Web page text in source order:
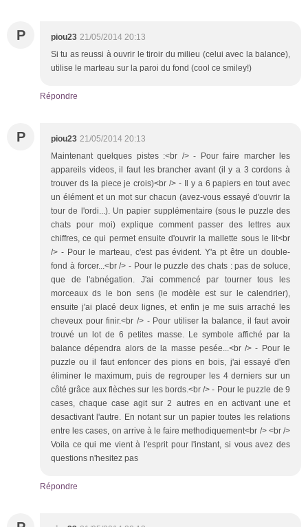
P piou23 21/05/2014 20:13
Si tu as reussi à ouvrir le tiroir du milieu (celui avec la balance),
utilise le marteau sur la paroi du fond (cool ce smiley!)
Répondre
P piou23 21/05/2014 20:13
Maintenant quelques pistes :<br /> - Pour faire marcher les
appareils videos, il faut les brancher avant (il y a 3 cordons à
trouver ds la piece je crois)<br /> - Il y a 6 papiers en tout avec
un élément et un mot sur chacun (avez-vous essayé d'ouvrir la
tour de l'ordi...). Un papier supplémentaire (sous le puzzle des
chats pour moi) explique comment passer des lettres aux
chiffres, ce qui permet ensuite d'ouvrir la mallette sous le lit<br
/> - Pour le marteau, c'est pas évident. Y'a pt être un double-
fond à forcer...<br /> - Pour le puzzle des chats : pas de soluce,
que de l'abnégation. J'ai commencé par tourner tous les
morceaux ds le bon sens (le modèle est sur le calendrier),
ensuite j'ai placé deux lignes, et enfin je me suis arraché les
cheveux pour finir.<br /> - Pour utiliser la balance, il faut avoir
trouvé un lot de 6 petites masse. Le symbole affiché par la
balance dépendra alors de la masse pesée...<br /> - Pour le
puzzle ou il faut enfoncer des pions en bois, j'ai essayé d'en
éliminer le maximum, puis de regrouper les 4 derniers sur un
côté grâce aux flèches sur les bords.<br /> - Pour le puzzle de 9
cases, chaque case agit sur 2 autres en en activant une et
desactivant l'autre. En notant sur un papier toutes les relations
entre les cases, on arrive à le faire methodiquement<br /> <br />
Voila ce qui me vient à l'esprit pour l'instant, si vous avez des
questions n'hesitez pas
Répondre